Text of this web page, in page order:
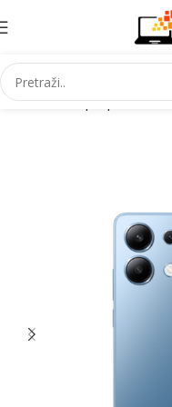
Početna Laptopi